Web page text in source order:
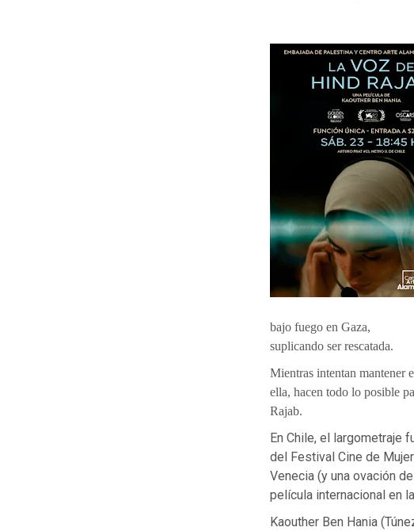
bajo fuego en Gaza,
suplicando ser rescatada.
Mientras intentan mantener
ella, hacen todo lo posible
Rajab.
En Chile, el largometraje
del Festival Cine de
Venecia (y una ovación
película internacional en
Kaouther Ben Hania